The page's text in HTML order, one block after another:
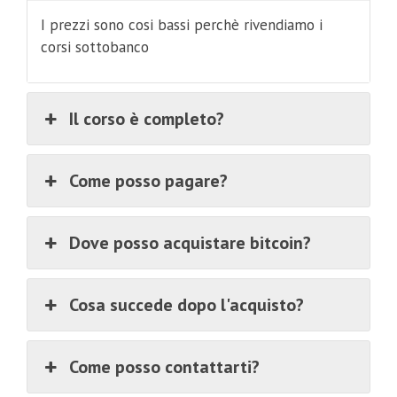
I prezzi sono cosi bassi perchè rivendiamo i
corsi sottobanco
Il corso è completo?
Come posso pagare?
Dove posso acquistare bitcoin?
Cosa succede dopo l'acquisto?
Come posso contattarti?